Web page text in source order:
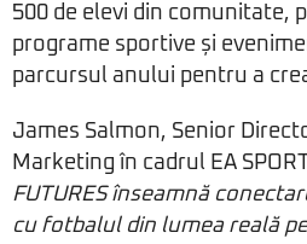
500 de elevi din comunitate,
programe sportive și
parcursul anului pentru a
James Salmon, Senior
Marketing în cadrul EA
FUTURES înseamnă
cu fotbalul din lumea reală